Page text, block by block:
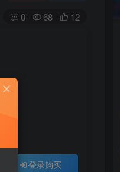
0 68 12
登录购买